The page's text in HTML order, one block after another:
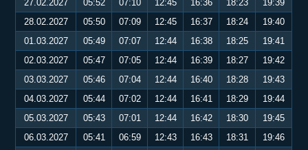
27.02.2027
05:52 07:10 12:45 16:36 18:23
19:39
28.02.2027
05:50 07:09 12:45 16:37 18:24
19:40
01.03.2027
05:49 07:07 12:44 16:38 18:25
19:41
02.03.2027
05:47 07:05 12:44 16:39 18:27
19:42
03.03.2027
05:46 07:04 12:44 16:40 18:28
19:43
04.03.2027
05:44 07:02 12:44 16:41 18:29
19:44
05.03.2027
05:43 07:01 12:44 16:42 18:30
19:45
06.03.2027
05:41 06:59 12:43 16:43 18:31
19:46